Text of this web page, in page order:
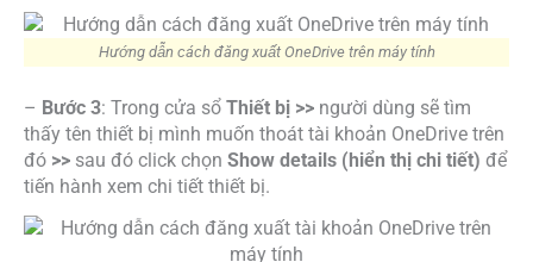
Hướng dẫn cách đăng xuất OneDrive trên máy tính
– Bước 3: Trong cửa sổ Thiết bị >> người dùng sẽ tìm
thấy tên thiết bị mình muốn thoát tài khoản OneDrive trên
đó >> sau đó click chọn Show details (hiển thị chi tiết) để
tiến hành xem chi tiết thiết bị.